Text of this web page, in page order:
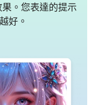
。您表達的提示
好。